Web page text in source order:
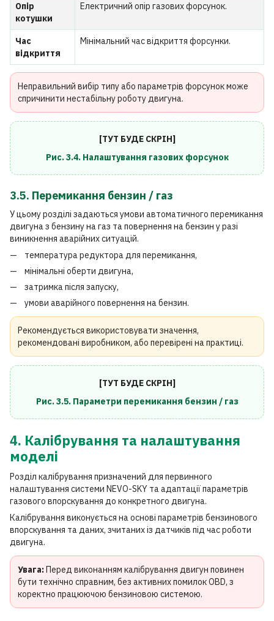
Опір
котушки
Електричний опір газових форсунок.
Час
відкриття
Мінімальний час відкриття форсунки.
Неправильний вибір типу або параметрів форсунок може
спричинити нестабільну роботу двигуна.
[ТУТ БУДЕ СКРІН]
Рис. 3.4. Налаштування газових форсунок
3.5. Перемикання бензин / газ
У цьому розділі задаються умови автоматичного перемикання
двигуна з бензину на газ та повернення на бензин у разі
виникнення аварійних ситуацій.
температура редуктора для перемикання,
мінімальні оберти двигуна,
затримка після запуску,
умови аварійного повернення на бензин.
Рекомендується використовувати значення,
рекомендовані виробником, або перевірені на практиці.
[ТУТ БУДЕ СКРІН]
Рис. 3.5. Параметри перемикання бензин / газ
4. Калібрування та налаштування
моделі
Розділ калібрування призначений для первинного
налаштування системи NEVO-SKY та адаптації параметрів
газового впорскування до конкретного двигуна.
Калібрування виконується на основі параметрів бензинового
впорскування та даних, зчитаних із датчиків під час роботи
двигуна.
Увага: Перед виконанням калібрування двигун повинен
бути технічно справним, без активних помилок OBD, з
коректно працюючою бензиновою системою.